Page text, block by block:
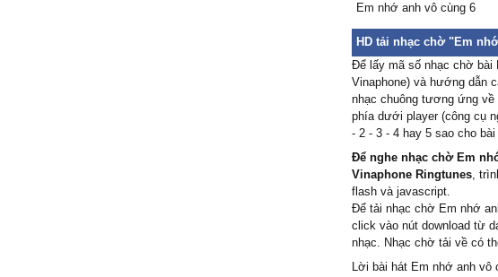
Em nhớ anh vô cùng 6
HD tải nhạc chờ "Em
Để lấy mã số nhạc chờ bài
Vinaphone) và hướng dẫn
nhạc chuông tương ứng
phía dưới player (công cụ
- 2 - 3 - 4 hay 5 sao cho bài
Để nghe nhạc chờ Em
Vinaphone Ringtunes,
flash và javascript.
Để tải nhạc chờ Em nhớ
click vào nút download từ
nhạc. Nhạc chờ tải về có
Lời bài hát Em nhớ anh vô